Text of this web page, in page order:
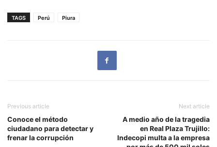
TAGS Perú Piura
Previous article
Conoce el método
ciudadano para detectar y
frenar la corrupción
Next article
A medio año de la tragedia
en Real Plaza Trujillo:
Indecopi multa a la empresa